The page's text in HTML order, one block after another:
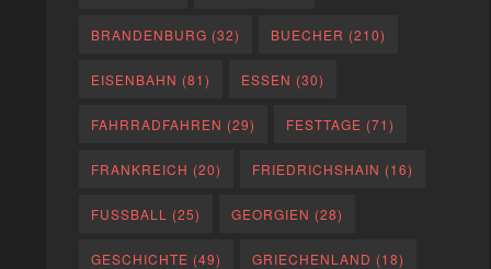
BRANDENBURG (32) BUECHER (210)
EISENBAHN (81) ESSEN (30)
FAHRRADFAHREN (29) FESTTAGE (71)
FRANKREICH (20) FRIEDRICHSHAIN (16)
FUSSBALL (25) GEORGIEN (28)
GESCHICHTE (49) GRIECHENLAND (18)